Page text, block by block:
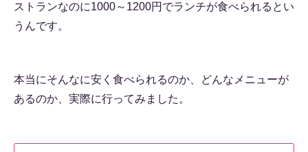
ストランなのに1000～1200円でランチが食べられるとい
うんです。
本当にそんなに安く食べられるのか、どんなメニューが
あるのか、実際に行ってみました。